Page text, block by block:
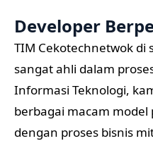
Developer
TIM Cekotechnetwok
sangat ahli dalam
Informasi Teknologi,
berbagai macam
dengan proses bisnis